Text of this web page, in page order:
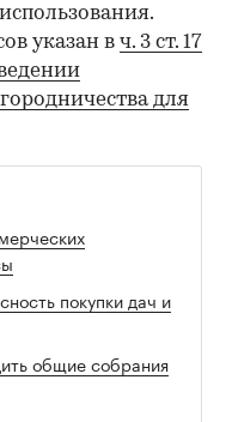
указан в ч. 3 ст. 17
для
покупки дач и
общие собрания